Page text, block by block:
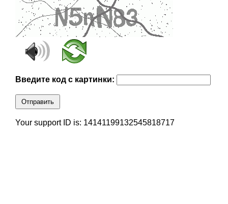
Введите код с картинки:
Отправить
Your support ID is: 14141199132545818717